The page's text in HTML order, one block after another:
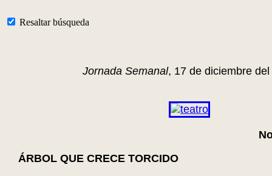
Resaltar búsqueda
Jornada Semanal, 17 de diciembre del
ÁRBOL QUE CRECE TORCIDO